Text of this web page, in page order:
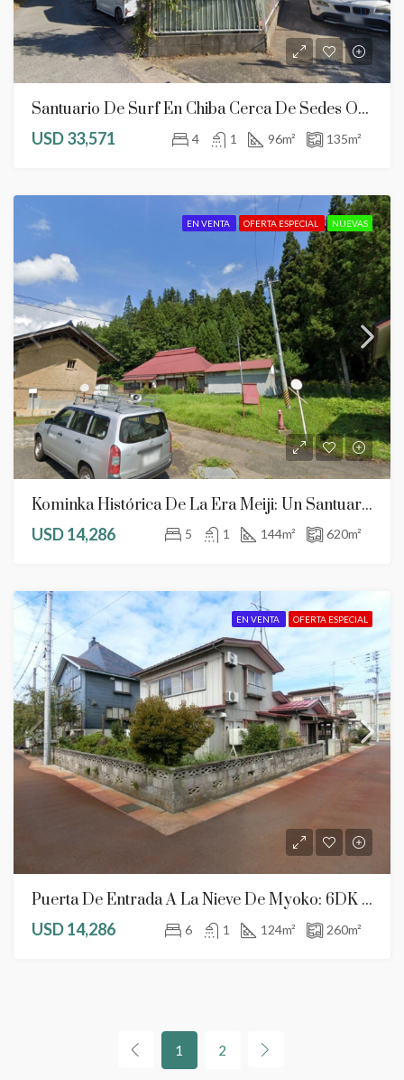
Santuario De Surf En Chiba Cerca De Sedes Olímpicas Y Aeropuerto De Narita
USD 33,571
4 1 96m² 135m²
EN VENTA OFERTA ESPECIAL NUEVAS
Kominka Histórica De La Era Meiji: Un Santuario Creativo En Nishiaizu
USD 14,286
5 1 144m² 620m²
EN VENTA OFERTA ESPECIAL
Puerta De Entrada A La Nieve De Myoko: 6DK De Bajo Coste Cerca De La Estación
USD 14,286
6 1 124m² 260m²
1 2